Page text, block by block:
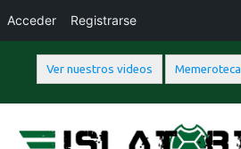
Ver nuestros videos Memeroteca
contenido
Acceder Registrarse